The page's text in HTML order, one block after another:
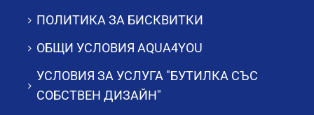
ПОЛИТИКА ЗА БИСКВИТКИ
ОБЩИ УСЛОВИЯ AQUA4YOU
УСЛОВИЯ ЗА УСЛУГА "БУТИЛКА СЪС
СОБСТВЕН ДИЗАЙН"